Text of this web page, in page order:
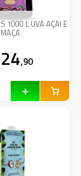
E
MAÇA
24,90